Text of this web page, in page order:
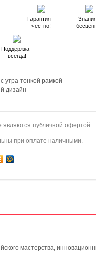
-
Гарантия -
честно!
Поддержка -
всегда!
утра-тонкой рамкой
дизайн
публичной офертой
при оплате наличными.
мастерства,